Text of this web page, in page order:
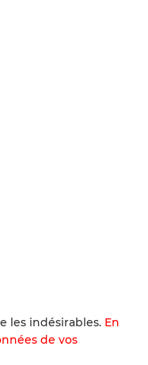
les indésirables. En
de vos